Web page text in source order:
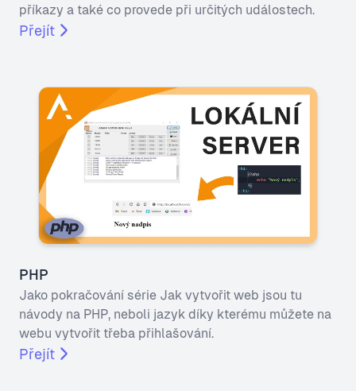
příkazy a také co provede při určitých událostech.
Přejít
PHP
Jako pokračování série Jak vytvořit web jsou tu
návody na PHP, neboli jazyk díky kterému můžete na
webu vytvořit třeba přihlašování.
Přejít